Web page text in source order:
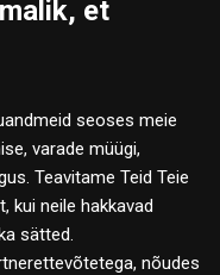
et
seoses meie
varade müügi,
Teavitame Teid Teie
kui neile hakkavad
sätted.
nõudes